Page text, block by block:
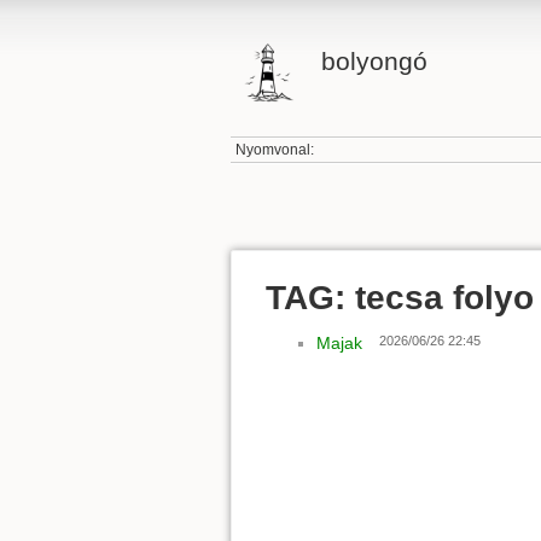
bolyongó
Nyomvonal:
TAG: tecsa folyo
Majak 2026/06/26 22:45